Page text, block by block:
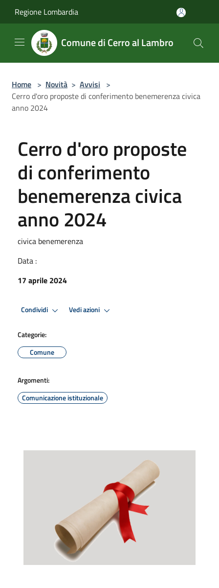
Regione Lombardia
Comune di Cerro al Lambro
Home > Novità > Avvisi >
Cerro d'oro proposte di conferimento benemerenza civica
anno 2024
Cerro d'oro proposte
di conferimento
benemerenza civica
anno 2024
civica benemerenza
Data :
17 aprile 2024
Condividi Vedi azioni
Categorie:
Comune
Argomenti:
Comunicazione istituzionale